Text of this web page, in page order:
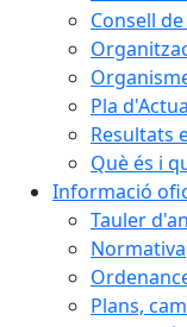
Consell
Pla
Resultats
Què és i
Informació
Tauler
Normativa
Plans,